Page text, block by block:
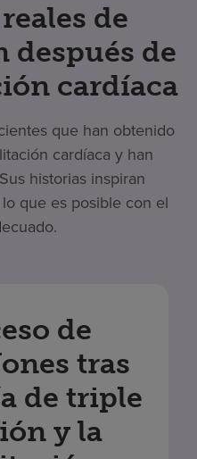
de
después de
cardíaca
que han obtenido
cardíaca y han
historias inspiran
que es posible con el
de
tras
de triple
y la